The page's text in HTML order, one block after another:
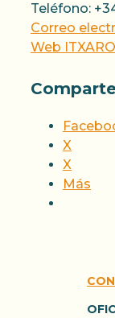
Teléfono:
Correo
Web
X
X
Más